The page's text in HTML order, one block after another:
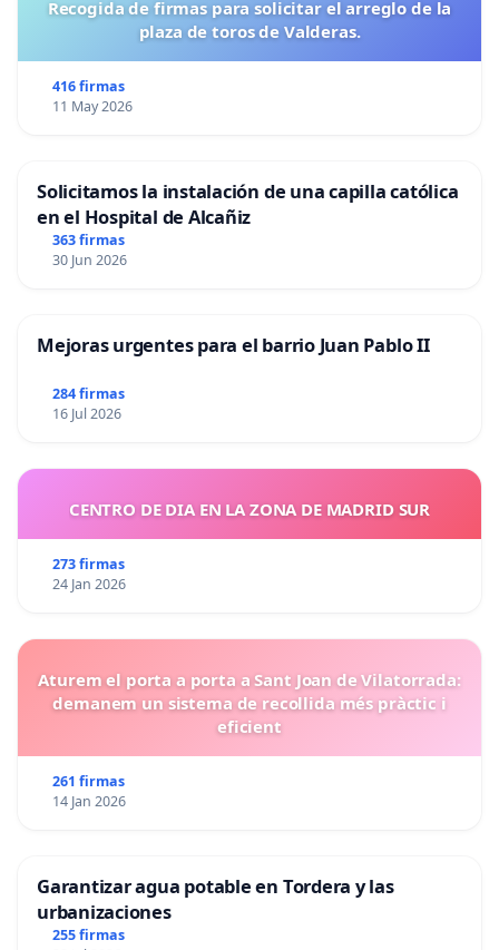
Recogida de firmas para solicitar el arreglo de la
plaza de toros de Valderas.
416 firmas
11 May 2026
Solicitamos la instalación de una capilla católica
en el Hospital de Alcañiz
363 firmas
30 Jun 2026
Mejoras urgentes para el barrio Juan Pablo II
284 firmas
16 Jul 2026
CENTRO DE DIA EN LA ZONA DE MADRID SUR
273 firmas
24 Jan 2026
Aturem el porta a porta a Sant Joan de Vilatorrada:
demanem un sistema de recollida més pràctic i
eficient
261 firmas
14 Jan 2026
Garantizar agua potable en Tordera y las
urbanizaciones
255 firmas